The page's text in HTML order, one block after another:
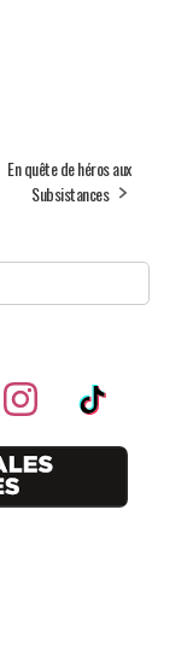
En quête de héros aux
Subsistances